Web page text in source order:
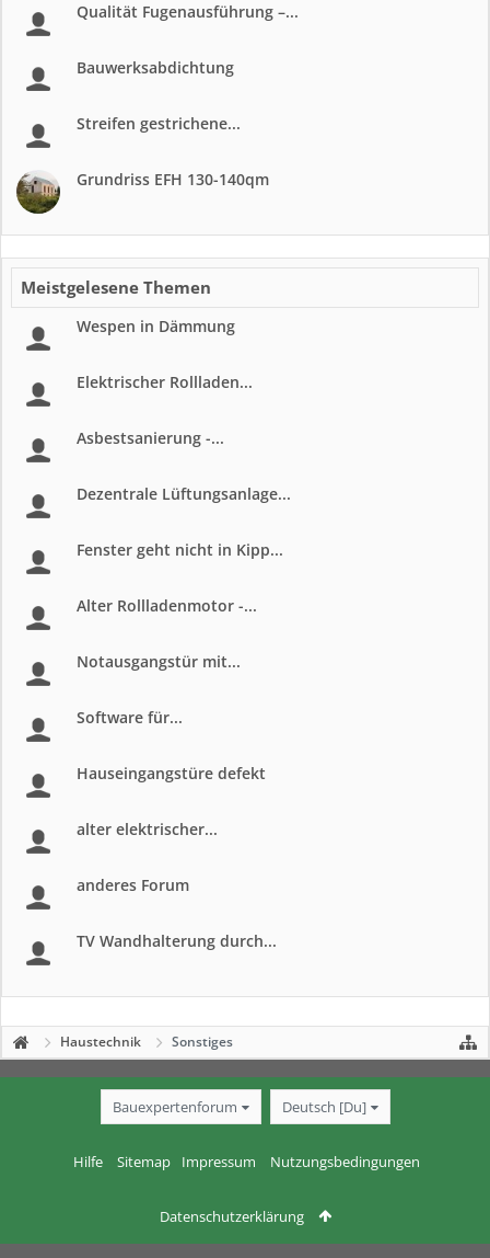
Qualität Fugenausführung –...
Bauwerksabdichtung
Streifen gestrichene...
Grundriss EFH 130-140qm
Meistgelesene Themen
Wespen in Dämmung
Elektrischer Rollladen...
Asbestsanierung -...
Dezentrale Lüftungsanlage...
Fenster geht nicht in Kipp...
Alter Rollladenmotor -...
Notausgangstür mit...
Software für...
Hauseingangstüre defekt
alter elektrischer...
anderes Forum
TV Wandhalterung durch...
Haustechnik Sonstiges
Bauexpertenforum Deutsch [Du]
Hilfe Sitemap Impressum Nutzungsbedingungen
Datenschutzerklärung